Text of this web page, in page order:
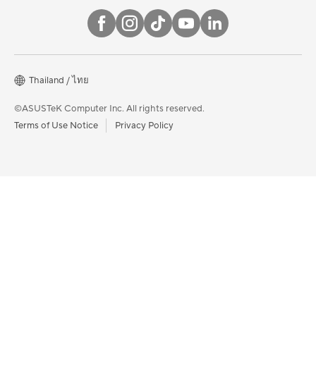
จอภาพ / เดสก์ท็อป
NUCs
Mini PCs
Monitor
Advanced AI PCs
Armoury Crate
Security Advisory
ASUS Support Videos
Legal information
Find Jobs
Thailand / ไทย
©ASUSTeK Computer Inc. All rights reserved.
Terms of Use Notice
Privacy Policy